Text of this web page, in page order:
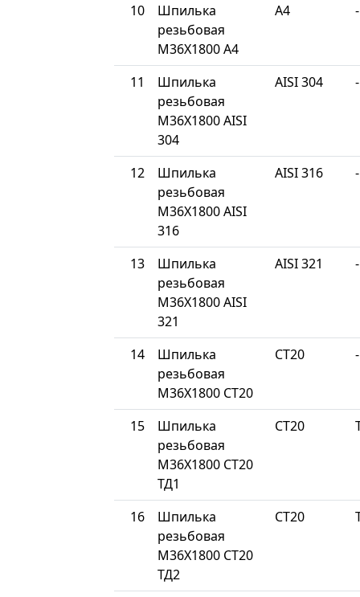
10
Шпилька
резьбовая
М36Х1800 A4
A4 -
11
Шпилька
резьбовая
М36Х1800 AISI
304
AISI 304 -
12
Шпилька
резьбовая
М36Х1800 AISI
316
AISI 316 -
13
Шпилька
резьбовая
М36Х1800 AISI
321
AISI 321 -
14
Шпилька
резьбовая
М36Х1800 СТ20
СТ20 -
15
Шпилька
резьбовая
М36Х1800 СТ20
ТД1
СТ20
16
Шпилька
резьбовая
М36Х1800 СТ20
ТД2
СТ20